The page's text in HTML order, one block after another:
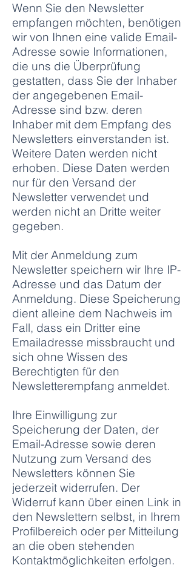
Wenn Sie den Newsletter
empfangen möchten, benötigen
wir von Ihnen eine valide Email-
Adresse sowie Informationen,
die uns die Überprüfung
gestatten, dass Sie der Inhaber
der angegebenen Email-
Adresse sind bzw. deren
Inhaber mit dem Empfang des
Newsletters einverstanden ist.
Weitere Daten werden nicht
erhoben. Diese Daten werden
nur für den Versand der
Newsletter verwendet und
werden nicht an Dritte weiter
gegeben.
Mit der Anmeldung zum
Newsletter speichern wir Ihre IP-
Adresse und das Datum der
Anmeldung. Diese Speicherung
dient alleine dem Nachweis im
Fall, dass ein Dritter eine
Emailadresse missbraucht und
sich ohne Wissen des
Berechtigten für den
Newsletterempfang anmeldet.
Ihre Einwilligung zur
Speicherung der Daten, der
Email-Adresse sowie deren
Nutzung zum Versand des
Newsletters können Sie
jederzeit widerrufen. Der
Widerruf kann über einen Link in
den Newslettern selbst, in Ihrem
Profilbereich oder per Mitteilung
an die oben stehenden
Kontaktmöglichkeiten erfolgen.